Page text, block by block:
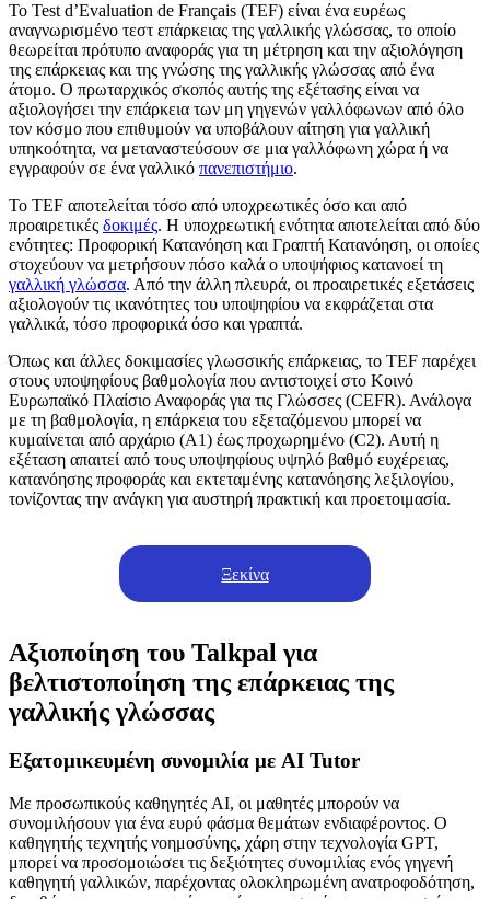
Το Test d’Evaluation de Français (TEF) είναι ένα ευρέως
αναγνωρισμένο τεστ επάρκειας της γαλλικής γλώσσας, το οποίο
θεωρείται πρότυπο αναφοράς για τη μέτρηση και την αξιολόγηση
της επάρκειας και της γνώσης της γαλλικής γλώσσας από ένα
άτομο. Ο πρωταρχικός σκοπός αυτής της εξέτασης είναι να
αξιολογήσει την επάρκεια των μη γηγενών γαλλόφωνων από όλο
τον κόσμο που επιθυμούν να υποβάλουν αίτηση για γαλλική
υπηκοότητα, να μεταναστεύσουν σε μια γαλλόφωνη χώρα ή να
εγγραφούν σε ένα γαλλικό πανεπιστήμιο.
Το TEF αποτελείται τόσο από υποχρεωτικές όσο και από
προαιρετικές δοκιμές. Η υποχρεωτική ενότητα αποτελείται από δύο
ενότητες: Προφορική Κατανόηση και Γραπτή Κατανόηση, οι οποίες
στοχεύουν να μετρήσουν πόσο καλά ο υποψήφιος κατανοεί τη
γαλλική γλώσσα. Από την άλλη πλευρά, οι προαιρετικές εξετάσεις
αξιολογούν τις ικανότητες του υποψηφίου να εκφράζεται στα
γαλλικά, τόσο προφορικά όσο και γραπτά.
Όπως και άλλες δοκιμασίες γλωσσικής επάρκειας, το TEF παρέχει
στους υποψηφίους βαθμολογία που αντιστοιχεί στο Κοινό
Ευρωπαϊκό Πλαίσιο Αναφοράς για τις Γλώσσες (CEFR). Ανάλογα
με τη βαθμολογία, η επάρκεια του εξεταζόμενου μπορεί να
κυμαίνεται από αρχάριο (Α1) έως προχωρημένο (C2). Αυτή η
εξέταση απαιτεί από τους υποψηφίους υψηλό βαθμό ευχέρειας,
κατανόησης προφοράς και εκτεταμένης κατανόησης λεξιλογίου,
τονίζοντας την ανάγκη για αυστηρή πρακτική και προετοιμασία.
Ξεκίνα
Αξιοποίηση του Talkpal για
βελτιστοποίηση της επάρκειας της
γαλλικής γλώσσας
Εξατομικευμένη συνομιλία με AI Tutor
Με προσωπικούς καθηγητές AI, οι μαθητές μπορούν να
συνομιλήσουν για ένα ευρύ φάσμα θεμάτων ενδιαφέροντος. Ο
καθηγητής τεχνητής νοημοσύνης, χάρη στην τεχνολογία GPT,
μπορεί να προσομοιώσει τις δεξιότητες συνομιλίας ενός γηγενή
καθηγητή γαλλικών, παρέχοντας ολοκληρωμένη ανατροφοδότηση,